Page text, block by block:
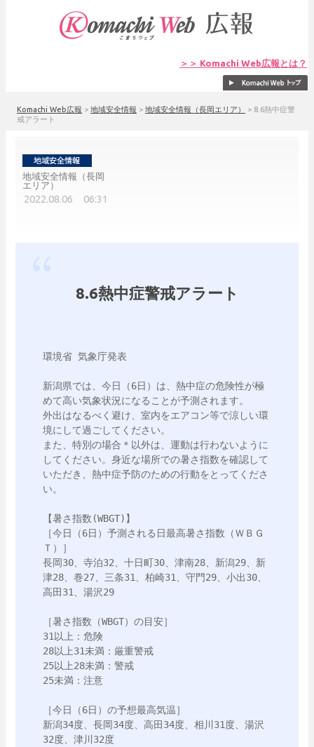
＞＞ Komachi Web広報とは？
Komachi Web広報 > 地域安全情報 > 地域安全情報（長岡エリア） > 8.6熱中症警
戒アラート
地域安全情報（長岡
エリア）
2022.08.06 06:31
8.6熱中症警戒アラート
環境省 気象庁発表
新潟県では、今日（6日）は、熱中症の危険性が極
めて高い気象状況になることが予測されます。
外出はなるべく避け、室内をエアコン等で涼しい環
境にして過ごしてください。
また、特別の場合＊以外は、運動は行わないように
してください。身近な場所での暑さ指数を確認して
いただき、熱中症予防のための行動をとってくださ
い。
【暑さ指数(WBGT)】
［今日（6日）予測される日最高暑さ指数（ＷＢＧ
Ｔ）］
長岡30、寺泊32、十日町30、津南28、新潟29、新
津28、巻27、三条31、柏崎31、守門29、小出30、
高田31、湯沢29
［暑さ指数（WBGT）の目安］
31以上：危険
28以上31未満：厳重警戒
25以上28未満：警戒
25未満：注意
［今日（6日）の予想最高気温］
新潟34度、長岡34度、高田34度、相川31度、湯沢
32度、津川32度